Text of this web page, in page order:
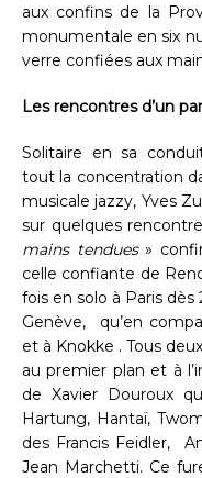
aux confins de la
monumentale en six
verre confiées aux
Les rencontres d’un
Solitaire en sa
tout la concentration
musicale jazzy, Yves
sur quelques
mains tendues»
celle confiante de
fois en solo à Paris
Genève, qu’en
et à Knokke . Tous
au premier plan et à
de Xavier Douroux
Hartung, Hantaï,
des Francis Feidler,
Jean Marchetti. Ce